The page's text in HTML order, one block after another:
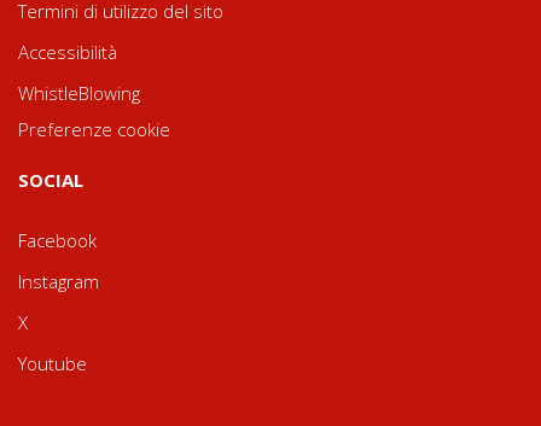
Termini di utilizzo del sito
Accessibilità
WhistleBlowing
Preferenze cookie
SOCIAL
Facebook
Instagram
X
Youtube